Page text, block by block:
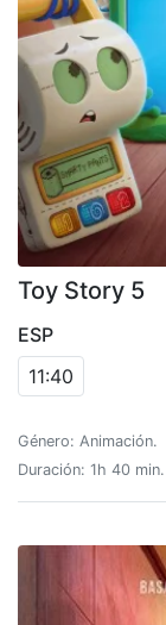
Toy Story 5
ESP
11:40
Género: Animación.
Duración: 1h 40 min.